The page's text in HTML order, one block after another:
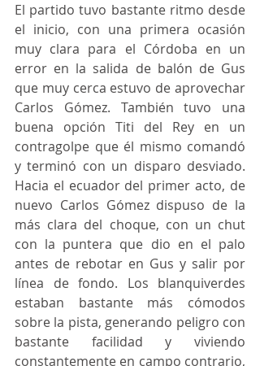
El partido tuvo bastante ritmo desde
el inicio, con una primera ocasión
muy clara para el Córdoba en un
error en la salida de balón de Gus
que muy cerca estuvo de aprovechar
Carlos Gómez. También tuvo una
buena opción Titi del Rey en un
contragolpe que él mismo comandó
y terminó con un disparo desviado.
Hacia el ecuador del primer acto, de
nuevo Carlos Gómez dispuso de la
más clara del choque, con un chut
con la puntera que dio en el palo
antes de rebotar en Gus y salir por
línea de fondo. Los blanquiverdes
estaban bastante más cómodos
sobre la pista, generando peligro con
bastante facilidad y viviendo
constantemente en campo contrario,